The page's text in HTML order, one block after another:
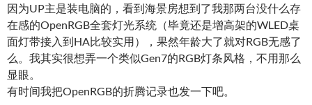
因为UP主是装电脑的，看到海景房想到了我那两台没什么存
在感的OpenRGB全套灯光系统（毕竟还是增高架的WLED桌
面灯带接入到HA比较实用），果然年龄大了就对RGB无感了
么。我其实很想弄一个类似Gen7的RGB灯条风格，不用那么
显眼。
有时间我把OpenRGB的折腾记录也发一下吧。